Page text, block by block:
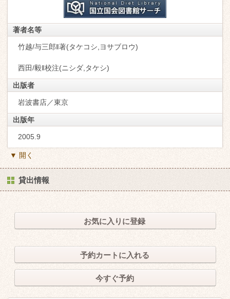
著者名等
竹越/与三郎‖著(タケコシ,ヨサブロウ)
西田/毅‖校注(ニシダ,タケシ)
出版者
岩波書店／東京
出版年
2005.9
▼ 開く
貸出情報
お気に入りに登録
予約カートに入れる
今すぐ予約